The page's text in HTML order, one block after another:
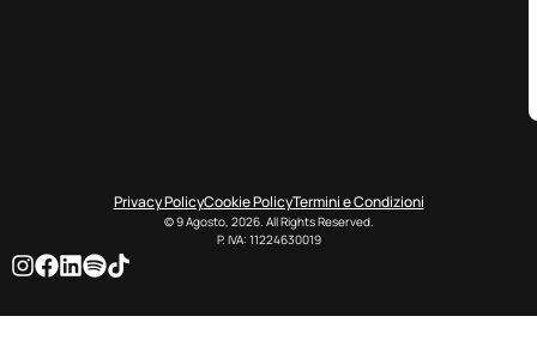
Privacy PolicyCookie PolicyTermini e Condizioni
© 9 Agosto, 2026. All Rights Reserved.
P. IVA: 11224630019